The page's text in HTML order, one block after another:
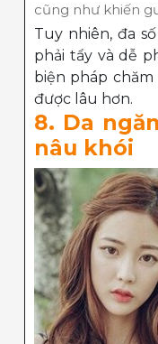
cũng như khiến
Tuy nhiên, đa
phải tẩy và dễ
biện pháp
được lâu hơn.
8. Da
nâu khói